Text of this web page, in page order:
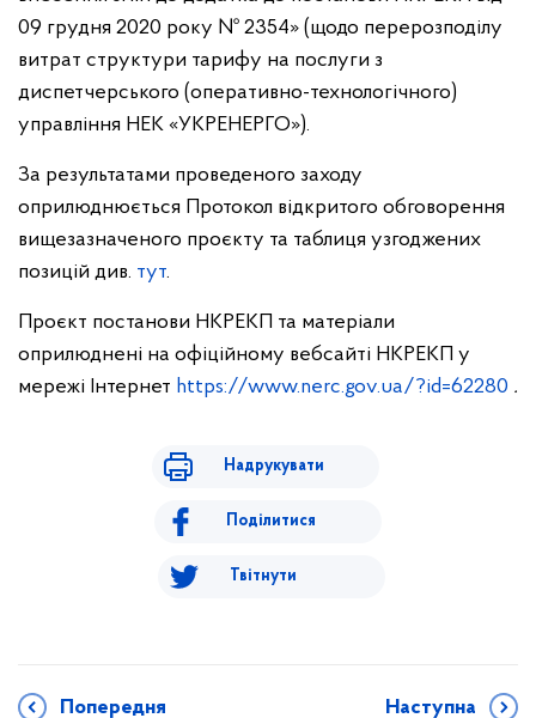
09 грудня 2020 року № 2354» (щодо перерозподілу
витрат структури тарифу на послуги з
диспетчерського (оперативно-технологічного)
управління НЕК «УКРЕНЕРГО»).
За результатами проведеного заходу
оприлюднюється Протокол відкритого обговорення
вищезазначеного проєкту та таблиця узгоджених
позицій див. тут.
Проєкт постанови НКРЕКП та матеріали
оприлюднені на офіційному вебсайті НКРЕКП у
мережі Інтернет https://www.nerc.gov.ua/?id=62280 .
Надрукувати
Поділитися
Твітнути
Попередня Наступна